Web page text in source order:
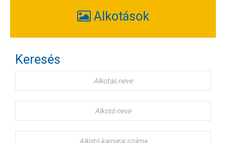
Alkotások
Keresés
neve
neve